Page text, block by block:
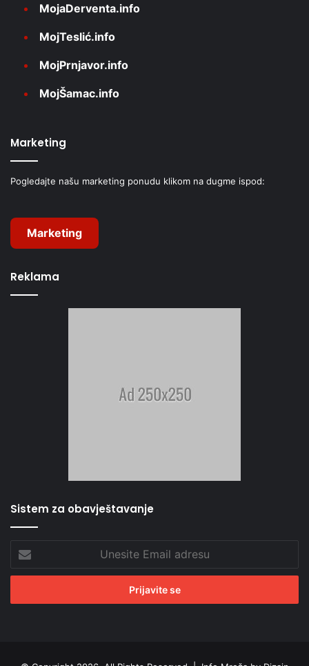
MojaDerventa.info
MojTeslić.info
MojPrnjavor.info
MojŠamac.info
Marketing
Pogledajte našu marketing ponudu klikom na dugme ispod:
Marketing
Reklama
Sistem za obavještavanje
Email
adresu